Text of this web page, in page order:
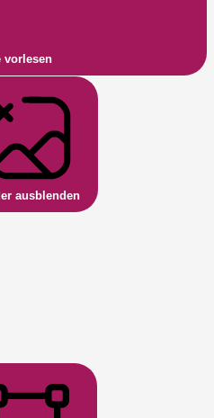
vorlesen
ausblenden